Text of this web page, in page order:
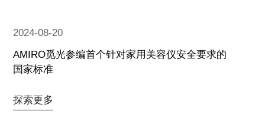
2024-08-20
AMIRO觅光参编首个针对家用美容仪安全要求的
国家标准
探索更多